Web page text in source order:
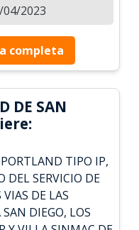
04/2023
completa
DE SAN
TIPO IP,
DEL SERVICIO DE
DE LAS
DIEGO, LOS